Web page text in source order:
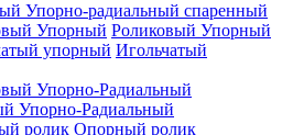
Упорно-радиальный спаренный
Роликовый Упорный
Игольчатый
Упорно-Радиальный
Опорный ролик